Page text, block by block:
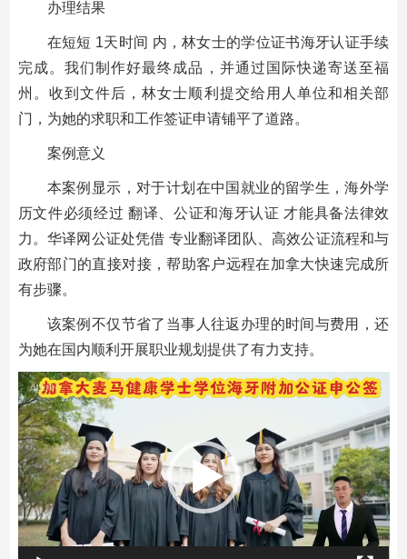
办理结果
在短短 1天时间 内，林女士的学位证书海牙认证手续
完成。我们制作好最终成品，并通过国际快递寄送至福
州。收到文件后，林女士顺利提交给用人单位和相关部
门，为她的求职和工作签证申请铺平了道路。
案例意义
本案例显示，对于计划在中国就业的留学生，海外学
历文件必须经过 翻译、公证和海牙认证 才能具备法律效
力。华译网公证处凭借 专业翻译团队、高效公证流程和与
政府部门的直接对接，帮助客户远程在加拿大快速完成所
有步骤。
该案例不仅节省了当事人往返办理的时间与费用，还
为她在国内顺利开展职业规划提供了有力支持。
视
频
播
放
器